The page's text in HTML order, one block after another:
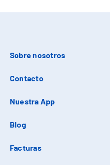
Sobre nosotros
Contacto
Nuestra App
Blog
Facturas